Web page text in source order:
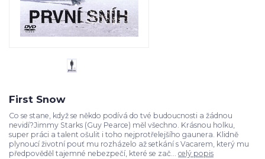
First Snow
Co se stane, když se někdo podívá do tvé budoucnosti a žádnou
nevidí?Jimmy Starks (Guy Pearce) měl všechno. Krásnou holku,
super práci a talent ošulit i toho nejprotřelejšího gaunera. Klidně
plynoucí životní pouť mu rozházelo až setkání s Vacarem, který mu
předpověděl tajemné nebezpečí, které se zač... celý popis